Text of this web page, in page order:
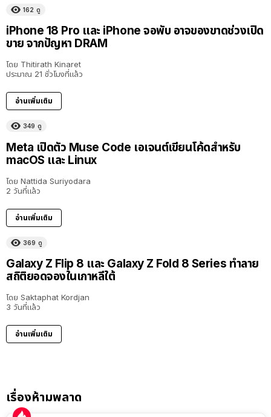
162 ดู
iPhone 18 Pro และ iPhone จอพับ อาจของขาดช่วงเปิด
ขาย จากปัญหา DRAM
โดย Thitirath Kinaret
ประมาณ 21 ชั่วโมงที่แล้ว
อ่านเพิ่มเติม
349 ดู
Meta เปิดตัว Muse Code เอเจนต์เขียนโค้ดสำหรับ
macOS และ Linux
โดย Nattida Suriyodara
2 วันที่แล้ว
อ่านเพิ่มเติม
369 ดู
Galaxy Z Flip 8 และ Galaxy Z Fold 8 Series ทำลาย
สถิติยอดจองในเกาหลีใต้
โดย Saktaphat Kordjan
3 วันที่แล้ว
อ่านเพิ่มเติม
เรื่องห้ามพลาด